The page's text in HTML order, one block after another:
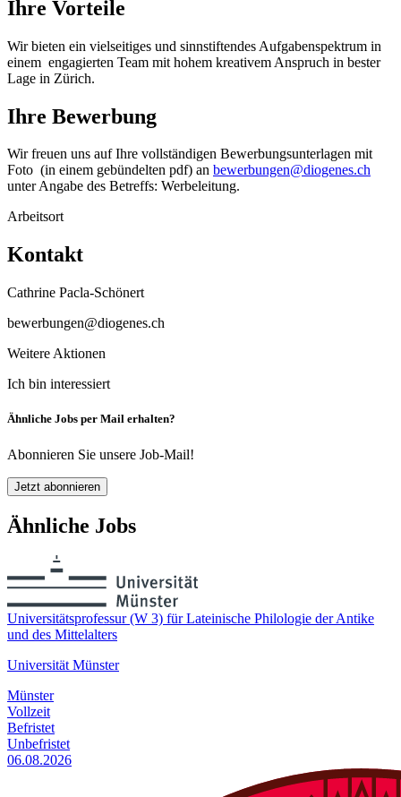
Ihre Vorteile
Wir bieten ein vielseitiges und sinnstiftendes Aufgabenspektrum in
einem engagierten Team mit hohem kreativem Anspruch in bester
Lage in Zürich.
Ihre Bewerbung
Wir freuen uns auf Ihre vollständigen Bewerbungsunterlagen mit
Foto (in einem gebündelten pdf) an bewerbungen@diogenes.ch
unter Angabe des Betreffs: Werbeleitung.
Arbeitsort
Kontakt
Cathrine Pacla-Schönert
bewerbungen@diogenes.ch
Weitere Aktionen
Ich bin interessiert
Ähnliche Jobs per Mail erhalten?
Abonnieren Sie unsere Job-Mail!
Jetzt abonnieren
Ähnliche Jobs
Universitätsprofessur (W 3) für Lateinische Philologie der Antike
und des Mittelalters
Universität Münster
Münster
Vollzeit
Befristet
Unbefristet
06.08.2026